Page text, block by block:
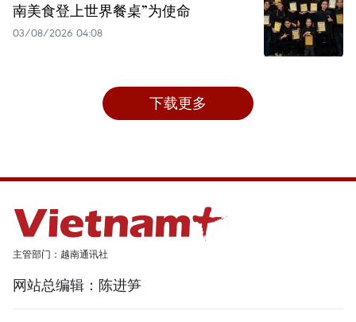
南美食登上世界餐桌”为使命
03/08/2026 04:08
下载更多
主管部门：越南通讯社
网站总编辑：陈进笋